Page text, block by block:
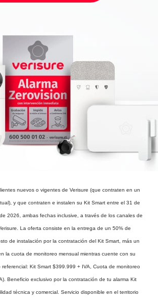
nuevos o vigentes de Verisure (que contraten en un
y que contraten e instalen su Kit Smart entre el 31 de
2026, ambas fechas inclusive, a través de los canales de
La oferta consiste en la entrega de un 50% de
de instalación por la contratación del Kit Smart, más un
la cuota de monitoreo mensual mientras cuente con su
referencial: Kit Smart $399.999 + IVA, Cuota de monitoreo
Beneficio exclusivo por la contratación de tu alarma Kit
técnica y comercial. Servicio disponible en el territorio